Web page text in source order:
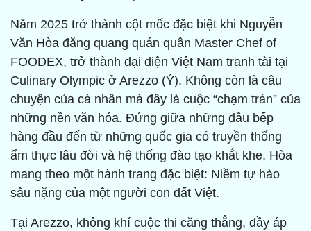
Năm 2025 trở thành cột mốc đặc biệt khi Nguyễn
Văn Hòa đăng quang quán quân Master Chef of
FOODEX, trở thành đại diện Việt Nam tranh tài tại
Culinary Olympic ở Arezzo (Ý). Không còn là câu
chuyện của cá nhân mà đây là cuộc “chạm trán” của
những nền văn hóa. Đứng giữa những đầu bếp
hàng đầu đến từ những quốc gia có truyền thống
ẩm thực lâu đời và hệ thống đào tạo khắt khe, Hòa
mang theo một hành trang đặc biệt: Niềm tự hào
sâu nặng của một người con đất Việt.
Tại Arezzo, không khí cuộc thi căng thẳng, đầy áp